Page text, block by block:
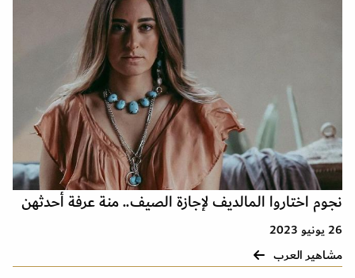
نجوم اختاروا المالديف لإجازة الصيف.. منة عرفة أحدثهن
26 يونيو 2023
مشاهير العرب